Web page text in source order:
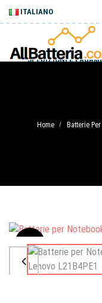
ITALIANO
SPEDIZIONI E
Home / Batterie
Sale